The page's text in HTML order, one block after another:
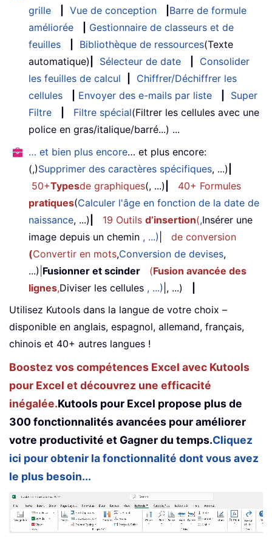
grille
Vue de conception
Barre de formule
améliorée
Gestionnaire de classeurs et de
feuilles
Bibliothèque de ressources(Texte
automatique)
Sélecteur de date
Consolider
les feuilles de calcul
Chiffrer/Déchiffrer les
cellules
Envoyer des e-mails par liste
Super
Filtre
Filtre spécial(Filtrer les cellules avec une
police en gras/italique/barré...) ...
… et bien plus encore… et plus encore:
(,)Supprimer des caractères spécifiques, ...)
50+Typesde graphiques(, ...)
40+ Formules
pratiques(Calculer l'âge en fonction de la date de
naissance, ...) 19 Outils d’insertion(,Insérer une
image depuis un chemin , ...)
de conversion
(Convertir en mots,Conversion de devises,
...) Fusionner et scinder (Fusion avancée des
lignes,Diviser les cellules , ...) |, ...)
Utilisez Kutools dans la langue de votre choix –
disponible en anglais, espagnol, allemand, français,
chinois et 40+ autres langues !
Boostez vos compétences Excel avec Kutools
pour Excel et découvrez une efficacité
inégalée.Kutools pour Excel propose plus de
300 fonctionnalités avancées pour améliorer
votre productivité et Gagner du temps.Cliquez
ici pour obtenir la fonctionnalité dont vous avez
le plus besoin...